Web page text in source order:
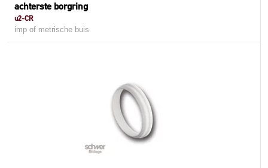
achterste borgring
u2-CR
imp of metrische buis